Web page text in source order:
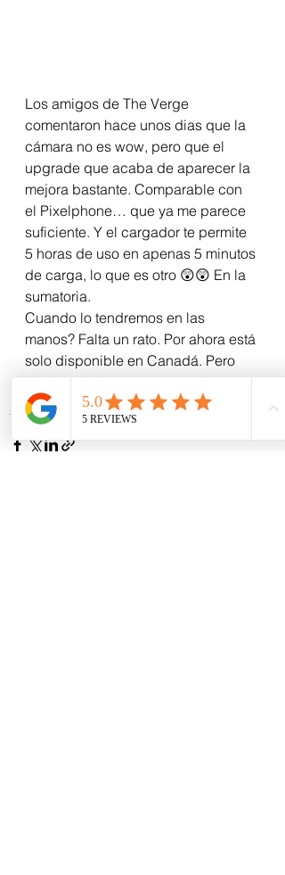
Los amigos de The Verge
comentaron hace unos dias que la
cámara no es wow, pero que el
upgrade que acaba de aparecer la
mejora bastante. Comparable con
el Pixelphone… que ya me parece
suficiente. Y el cargador te permite
5 horas de uso en apenas 5 minutos
de carga, lo que es otro 😲😲 En la
sumatoria.
Cuando lo tendremos en las
manos? Falta un rato. Por ahora está
solo disponible en Canadá. Pero
creanme que apenas llegue, lo
probaremos.